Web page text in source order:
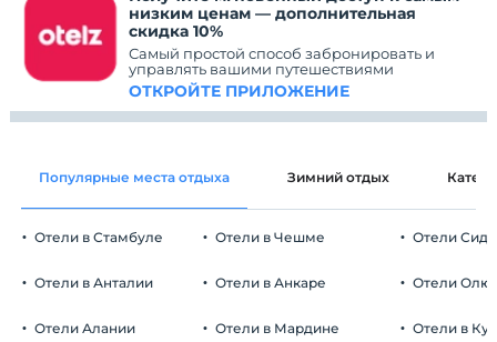
низким ценам — дополнительная
скидка 10%
Самый простой способ забронировать и
управлять вашими путешествиями
ОТКРОЙТЕ ПРИЛОЖЕНИЕ
Популярные места отдыха Зимний отдых
Отели в Стамбуле
Отели в Анталии
Отели Алании
Отели в Чешме
Отели в Анкаре
Отели в Мардине
Отели Сиде
Отели
Отели в